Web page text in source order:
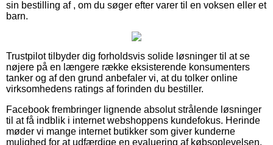
sin bestilling af , om du søger efter varer til en voksen eller et
barn.
Trustpilot tilbyder dig forholdsvis solide løsninger til at se
nøjere på en længere række eksisterende konsumenters
tanker og af den grund anbefaler vi, at du tolker online
virksomhedens ratings af forinden du bestiller.
Facebook frembringer lignende absolut strålende løsninger
til at få indblik i internet webshoppens kundefokus. Herinde
møder vi mange internet butikker som giver kunderne
mulighed for at udfærdige en evaluering af købsoplevelsen,